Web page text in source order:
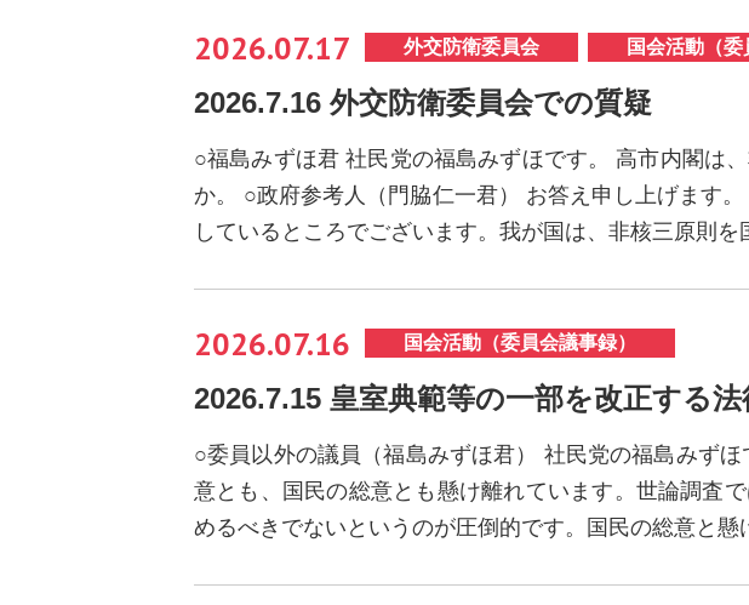
2026.07.17 外交防衛委員会 国会活動（委
2026.7.16 外交防衛委員会での質疑
○福島みずほ君 社民党の福島みずほです。 高市内閣は
か。 ○政府参考人（門脇仁一君） お答え申し上げます
しているところでございます。我が国は、非核三原則
2026.07.16 国会活動（委員会議事録）
2026.7.15 皇室典範等の一部を改正する
○委員以外の議員（福島みずほ君） 社民党の福島みず
意とも、国民の総意とも懸け離れています。世論調査
めるべきでないというのが圧倒的です。国民の総意と